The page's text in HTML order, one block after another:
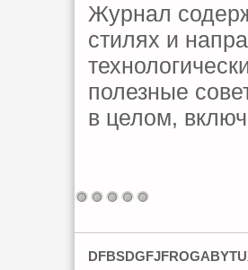
Журнал
стилях и
полезные
в целом,